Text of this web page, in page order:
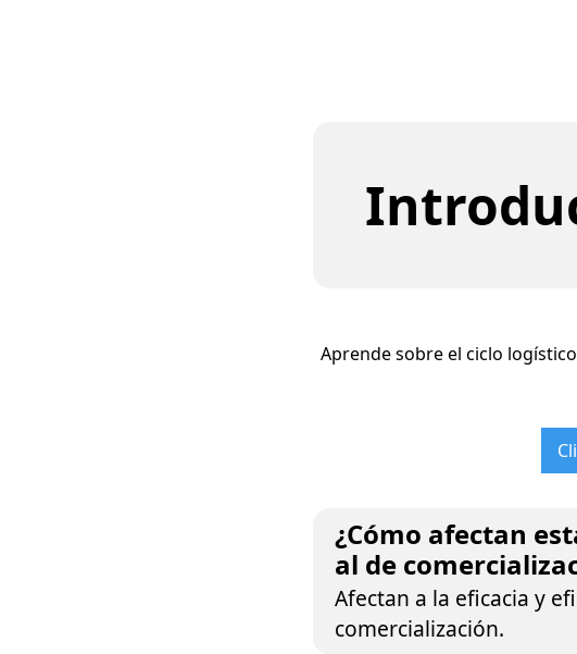
Aprende sobre el ciclo
¿Cómo afectan
al de
Afectan a la eficacia y
comercialización.